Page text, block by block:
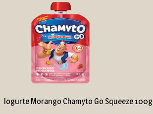
Iogurte Morango Chamyto Go Squeeze 100g